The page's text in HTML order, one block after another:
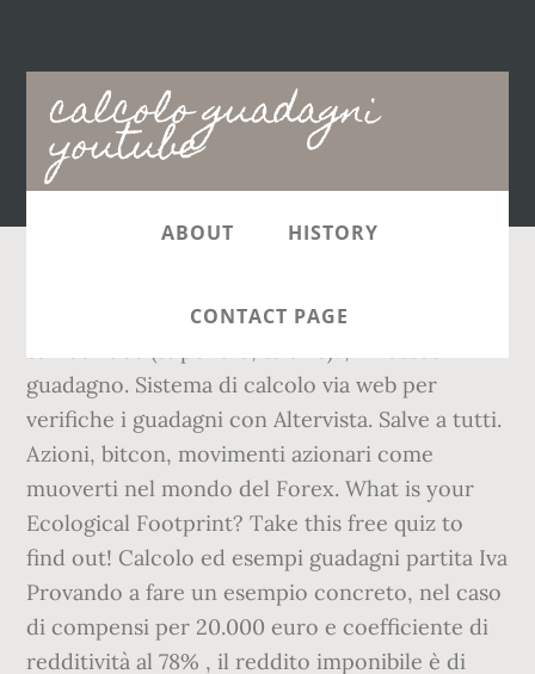
calcolo guadagni
youtube
Main
navigation
ABOUT HISTORY
CONTACT PAGE
Entrate di ilMasseo - quanto guadagna ilMasseo
guadagno. Sistema di calcolo via web per
verifiche i guadagni con Altervista. Salve a tutti.
Azioni, bitcon, movimenti azionari come
muoverti nel mondo del Forex. What is your
Ecological Footprint? Take this free quiz to
find out! Calcolo ed esempi guadagni partita Iva
Provando a fare un esempio concreto, nel caso
di compensi per 20.000 euro e coefficiente di
redditività al 78% , il reddito imponibile è di